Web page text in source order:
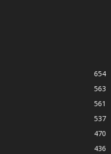
654
563
561
537
470
436